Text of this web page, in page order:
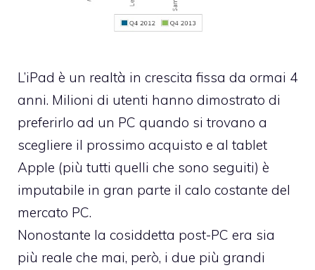
L’iPad è un realtà in crescita fissa da ormai 4
anni. Milioni di utenti hanno dimostrato di
preferirlo ad un PC quando si trovano a
scegliere il prossimo acquisto e al tablet
Apple (più tutti quelli che sono seguiti) è
imputabile in gran parte il calo costante del
mercato PC.
Nonostante la cosiddetta post-PC era sia
più reale che mai, però, i due più grandi